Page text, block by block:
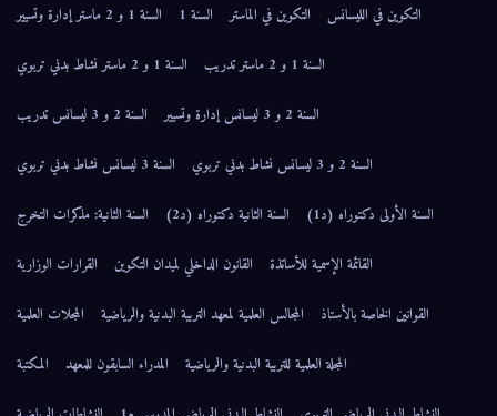
التكوين في الليسانس
التكوين في الماستر السنة 1
السنة 1 و 2 ماستر إدارة وتسيير
السنة 1 و 2 ماستر تدريب
السنة 1 و 2 ماستر نشاط بدني تربوي
السنة 2 و 3 ليسانس إدارة وتسيير
السنة 2 و 3 ليسانس تدريب
السنة 2 و 3 ليسانس نشاط بدني تربوي
السنة 3 ليسانس نشاط بدني تربوي
السنة الأولى دكتوراه (د1)
السنة الثانية دكتوراه (د2)
السنة الثانية: مذكرات التخرج
القائمة الإسمية للأساتذة
القانون الداخلي لميدان التكوين
القرارات الوزارية
القوانين الخاصة بالأستاذ
المجالس العلمية لمعهد التربية البدنية والرياضية
المجلات العلمية
المجلة العلمية للتربية البدنية والرياضية
المدراء السابقون للمعهد
المكتبة